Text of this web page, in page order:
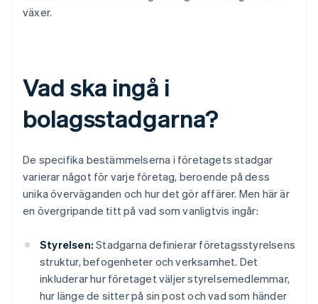
växer.
Vad ska ingå i
bolagsstadgarna?
De specifika bestämmelserna i företagets stadgar
varierar något för varje företag, beroende på dess
unika överväganden och hur det gör affärer. Men här är
en övergripande titt på vad som vanligtvis ingår:
Styrelsen: Stadgarna definierar företagsstyrelsens
struktur, befogenheter och verksamhet. Det
inkluderar hur företaget väljer styrelsemedlemmar,
hur länge de sitter på sin post och vad som händer